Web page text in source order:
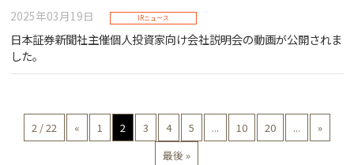
2025年03月19日 IRニュース
日本証券新聞社主催個人投資家向け会社説明会の動画が公開されま
した。
2 / 22 « 1 2 3 4 5 ... 10 20 ...
»
最後 »